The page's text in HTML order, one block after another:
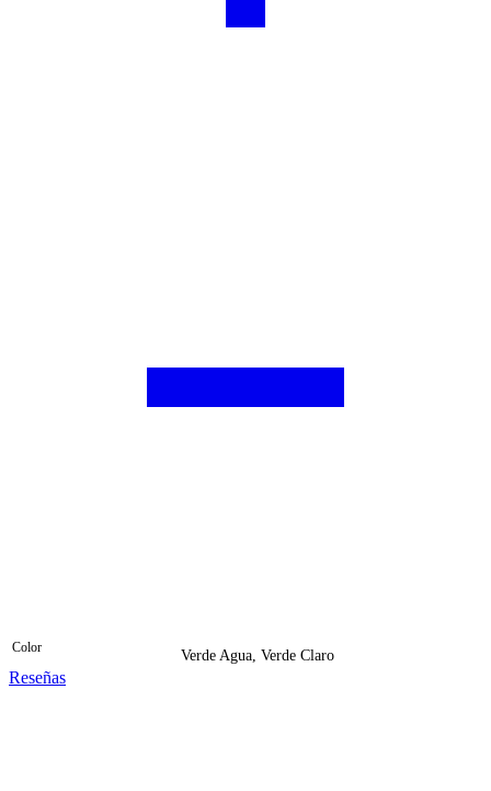
Color Verde Agua, Verde Claro
Reseñas